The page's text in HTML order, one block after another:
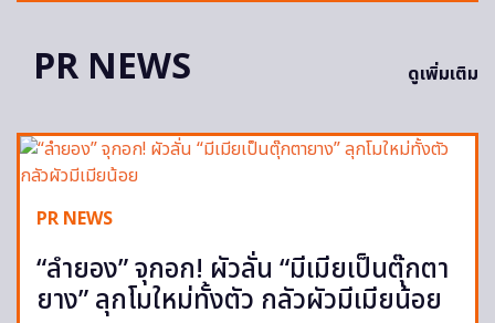
PR NEWS ดูเพิ่มเติม
PR NEWS
“ลำยอง” จุกอก! ผัวลั่น “มีเมียเป็นตุ๊กตา
ยาง” ลุกโมใหม่ทั้งตัว กลัวผัวมีเมียน้อย